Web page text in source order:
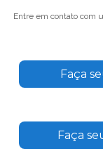
Entre em contato com
Faça
Faça